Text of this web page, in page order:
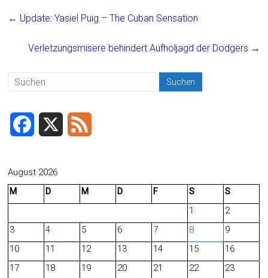
ce
o
ai t
e
← Update: Yasiel Puig – The Cuban Sensation
Verletzungsmisere behindert Aufholjagd der Dodgers →
c
b
o
August 2026
M
D M D F S
S
1
2
3
4 5 6 7 8
9
10
11 12 13 14 15
16
17
18 19 20 21 22
23